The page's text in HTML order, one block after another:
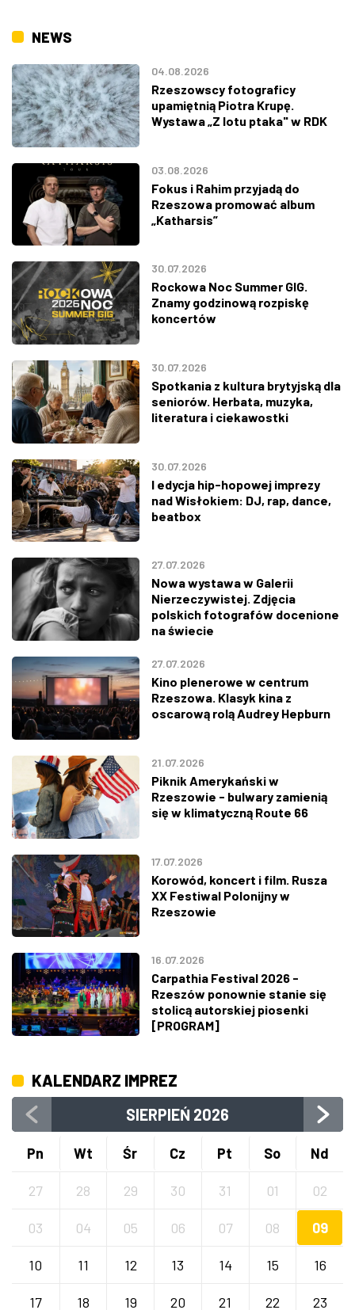
NEWS
04.08.2026
Rzeszowscy fotograficy
upamiętnią Piotra Krupę.
Wystawa „Z lotu ptaka" w RDK
03.08.2026
Fokus i Rahim przyjadą do
Rzeszowa promować album
„Katharsis”
30.07.2026
Rockowa Noc Summer GIG.
Znamy godzinową rozpiskę
koncertów
30.07.2026
Spotkania z kultura brytyjską dla
seniorów. Herbata, muzyka,
literatura i ciekawostki
30.07.2026
I edycja hip-hopowej imprezy
nad Wisłokiem: DJ, rap, dance,
beatbox
27.07.2026
Nowa wystawa w Galerii
Nierzeczywistej. Zdjęcia
polskich fotografów docenione
na świecie
27.07.2026
Kino plenerowe w centrum
Rzeszowa. Klasyk kina z
oscarową rolą Audrey Hepburn
21.07.2026
Piknik Amerykański w
Rzeszowie - bulwary zamienią
się w klimatyczną Route 66
17.07.2026
Korowód, koncert i film. Rusza
XX Festiwal Polonijny w
Rzeszowie
16.07.2026
Carpathia Festival 2026 -
Rzeszów ponownie stanie się
stolicą autorskiej piosenki
[PROGRAM]
KALENDARZ IMPREZ
SIERPIEŃ 2026
Pn Wt Śr Cz Pt So Nd
27 28 29 30 31 01 02
03 04 05 06 07 08 09
10 11 12 13 14 15 16
17 18 19 20 21 22 23